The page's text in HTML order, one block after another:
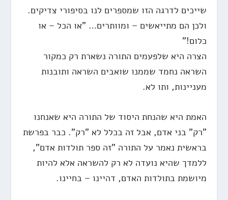
שייכים לדרגה הזו שמספרים לנו בסיפורי צדיקים.
ולכן הם מתייאשים – ומוותרים… "או הכל – או
כלום!"
הצרה היא שלפעמים התורה נשארת רק כמקור
השראה נחמד שממנו שואבים השראה ותובנות
מעניינות, ותו לא.
האמת היא שהנחת היסוד של התורה היא שאנחנו
"רק" בני אדם, אבל זה בכלל לא "רק". כבר בפרשת
בראשית נאמר על התורה "זה ספר תולדות אדם",
ללמדך שהיא נועדה לא רק להשראה אלא להיות
מיושמת בתולדות האדם, דהיינו – בחיינו.